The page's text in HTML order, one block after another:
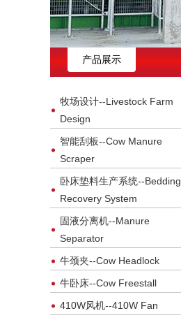
产品展示
牧场设计--Livestock Farm
Design
智能刮板--Cow Manure
Scraper
卧床垫料生产系统--Bedding
Recovery System
固液分离机--Manure
Separator
牛颈夹--Cow Headlock
牛卧床--Cow Freestall
410W风机--410W Fan